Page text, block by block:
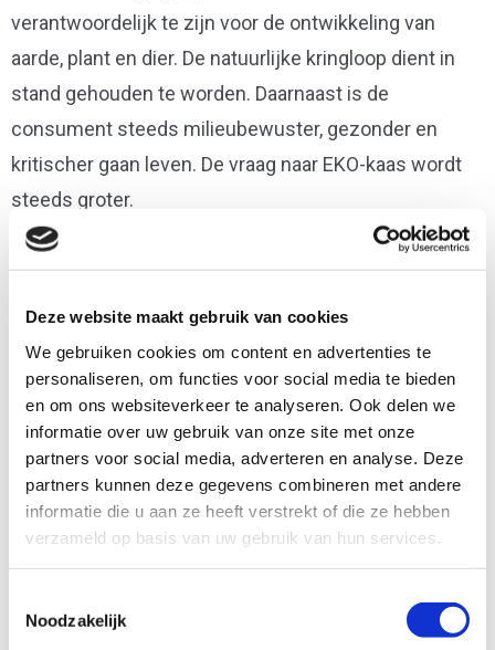
Deze website maakt gebruik van cookies
We gebruiken cookies om content en advertenties te
personaliseren, om functies voor social media te bieden
en om ons websiteverkeer te analyseren. Ook delen we
informatie over uw gebruik van onze site met onze
partners voor social media, adverteren en analyse. Deze
partners kunnen deze gegevens combineren met andere
informatie die u aan ze heeft verstrekt of die ze hebben
verzameld op basis van uw gebruik van hun services.
Noodzakelijk
verantwoordelijk te zijn voor de ontwikkeling van
aarde, plant en dier. De natuurlijke kringloop dient in
stand gehouden te worden. Daarnaast is de
consument steeds milieubewuster, gezonder en
kritischer gaan leven. De vraag naar EKO-kaas wordt
steeds groter.